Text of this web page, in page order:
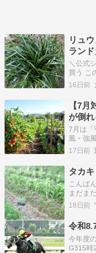
リュ
ラン
＼公式
買う こ
や育て
ーとし
入前に
ツをお
基本情
16日前
【7
が倒
通し術
7月は「
風・強
九州の
7月の
忙し。
「台風
行けな
17日前
タカキ
こんば
まだま
室内の
暑い寒
ね。
きの時
18日前
令和
今年度
G315時